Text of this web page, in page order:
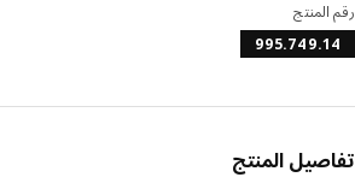
المنتج